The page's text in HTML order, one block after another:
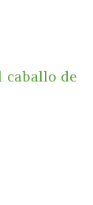
caballo de